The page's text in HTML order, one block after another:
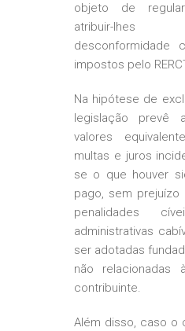
objeto de
atribuir-
desconformidade
impostos pelo
Na hipótese de
legislação prevê
valores
multas e juros
se o que houver
pago, sem prejuízo
penalidades
administrativas
ser adotadas
não relacionadas
contribuinte.
Além disso, caso o